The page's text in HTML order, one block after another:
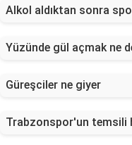
Alkol aldıktan sonra spor
Yüzünde gül açmak ne
Güreşciler ne giyer
Trabzonspor'un temsili